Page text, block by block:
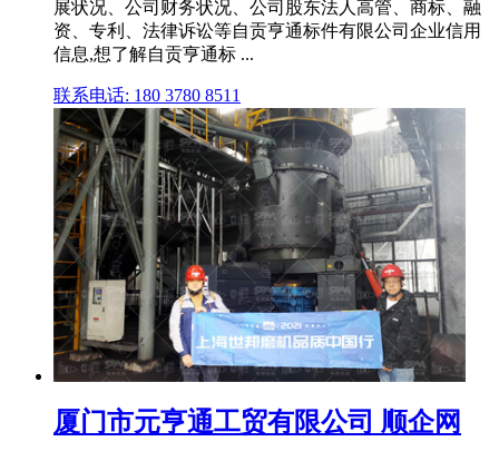
展状况、公司财务状况、公司股东法人高管、商标、融
资、专利、法律诉讼等自贡亨通标件有限公司企业信用
信息,想了解自贡亨通标 ...
联系电话: 180 3780 8511
厦门市元亨通工贸有限公司 顺企网